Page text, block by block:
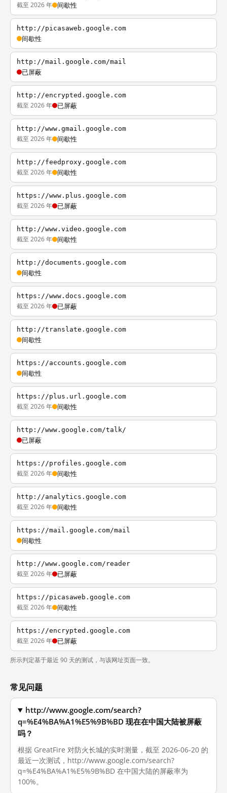
截至 2026 年 间歇性
http://picasaweb.google.com
间歇性
http://mail.google.com/mail
已屏蔽
http://encrypted.google.com
截至 2026 年 已屏蔽
http://www.gmail.google.com
截至 2026 年 间歇性
http://feedproxy.google.com
截至 2026 年 间歇性
https://www.plus.google.com
截至 2026 年 已屏蔽
http://www.video.google.com
截至 2026 年 间歇性
http://documents.google.com
间歇性
https://www.docs.google.com
截至 2026 年 已屏蔽
http://translate.google.com
间歇性
https://accounts.google.com
间歇性
https://plus.url.google.com
截至 2026 年 间歇性
http://www.google.com/talk/
已屏蔽
https://profiles.google.com
截至 2026 年 间歇性
http://analytics.google.com
截至 2026 年 间歇性
https://mail.google.com/mail
间歇性
http://www.google.com/reader
截至 2026 年 已屏蔽
https://picasaweb.google.com
截至 2026 年 间歇性
https://encrypted.google.com
截至 2026 年 已屏蔽
所示判定基于最近 90 天的测试，与该网址页面一致。
常见问题
http://www.google.com/search?
q=%E4%BA%A1%E5%9B%BD 现在在中国大陆被屏蔽
吗？
根据 GreatFire 对防火长城的实时测量，截至 2026-06-20 的
最近一次测试，http://www.google.com/search?
q=%E4%BA%A1%E5%9B%BD 在中国大陆的屏蔽率为
100%。